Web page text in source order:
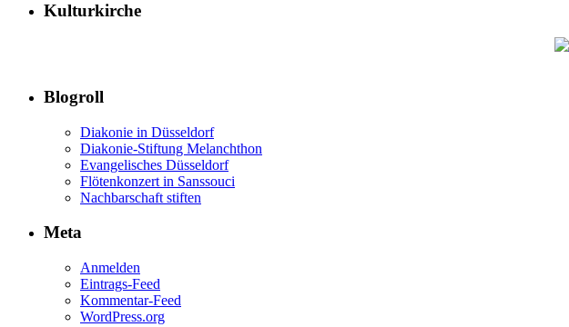
Kulturkirche
Blogroll
Diakonie in Düsseldorf
Diakonie-Stiftung Melanchthon
Evangelisches Düsseldorf
Flötenkonzert in Sanssouci
Nachbarschaft stiften
Meta
Anmelden
Eintrags-Feed
Kommentar-Feed
WordPress.org